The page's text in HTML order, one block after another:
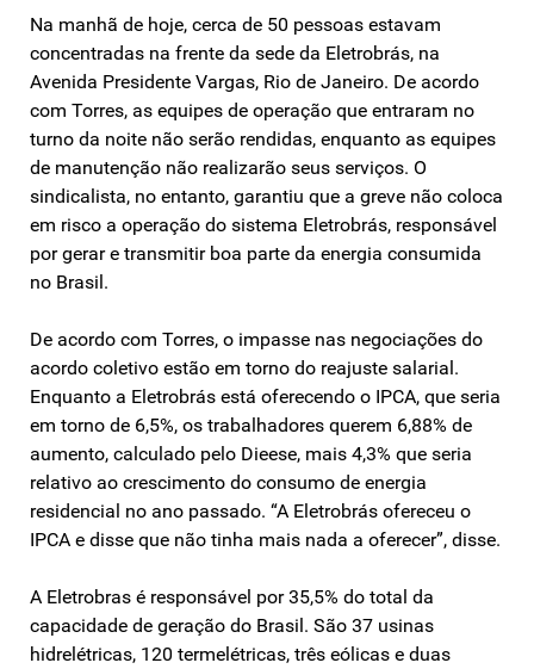
Na manhã de hoje, cerca de 50 pessoas estavam
concentradas na frente da sede da Eletrobrás, na
Avenida Presidente Vargas, Rio de Janeiro. De acordo
com Torres, as equipes de operação que entraram no
turno da noite não serão rendidas, enquanto as equipes
de manutenção não realizarão seus serviços. O
sindicalista, no entanto, garantiu que a greve não coloca
em risco a operação do sistema Eletrobrás, responsável
por gerar e transmitir boa parte da energia consumida
no Brasil.
De acordo com Torres, o impasse nas negociações do
acordo coletivo estão em torno do reajuste salarial.
Enquanto a Eletrobrás está oferecendo o IPCA, que seria
em torno de 6,5%, os trabalhadores querem 6,88% de
aumento, calculado pelo Dieese, mais 4,3% que seria
relativo ao crescimento do consumo de energia
residencial no ano passado. “A Eletrobrás ofereceu o
IPCA e disse que não tinha mais nada a oferecer”, disse.
A Eletrobras é responsável por 35,5% do total da
capacidade de geração do Brasil. São 37 usinas
hidrelétricas, 120 termelétricas, três eólicas e duas